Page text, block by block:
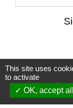
This site uses
to activate
OK, accept all